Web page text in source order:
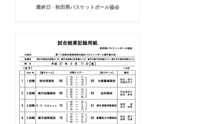
最終日 - 秋田県バスケットボール協会